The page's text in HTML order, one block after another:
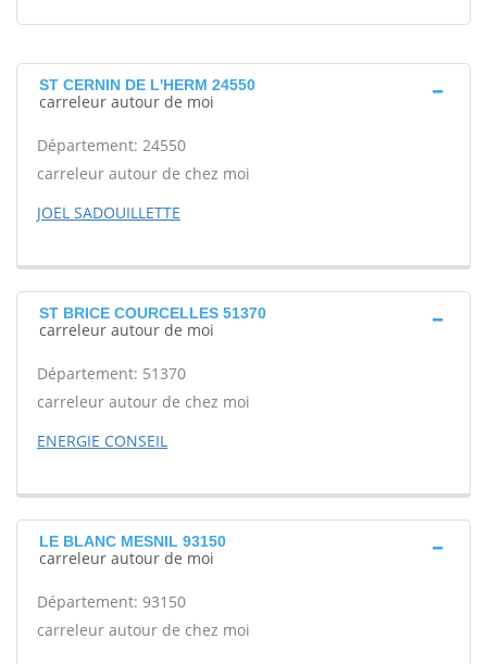
ST CERNIN DE L'HERM 24550
carreleur autour de moi
Département: 24550
carreleur autour de chez moi
JOEL SADOUILLETTE
ST BRICE COURCELLES 51370
carreleur autour de moi
Département: 51370
carreleur autour de chez moi
ENERGIE CONSEIL
LE BLANC MESNIL 93150
carreleur autour de moi
Département: 93150
carreleur autour de chez moi